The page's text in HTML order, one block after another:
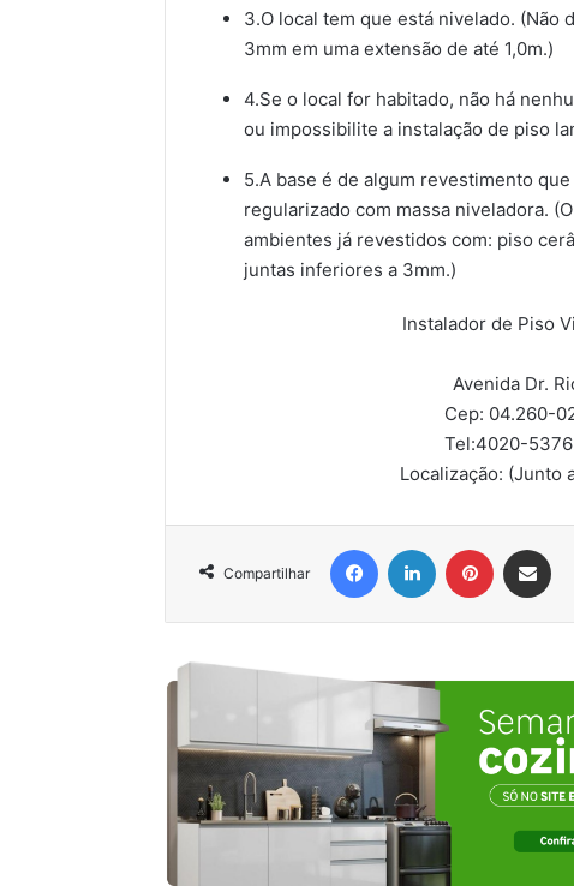
3.O local tem que está nivelado. (Não
3mm em uma extensão de até 1,0m.)
4.Se o local for habitado, não há
ou impossibilite a instalação de piso
5.A base é de algum revestimento
regularizado com massa niveladora.
ambientes já revestidos com: piso
juntas inferiores a 3mm.)
Instalador de Piso
Avenida Dr.
Cep: 04.260-
Tel:4020-
Localização: (Junto
Compartilhar
FacebookLinkedin Pinterest